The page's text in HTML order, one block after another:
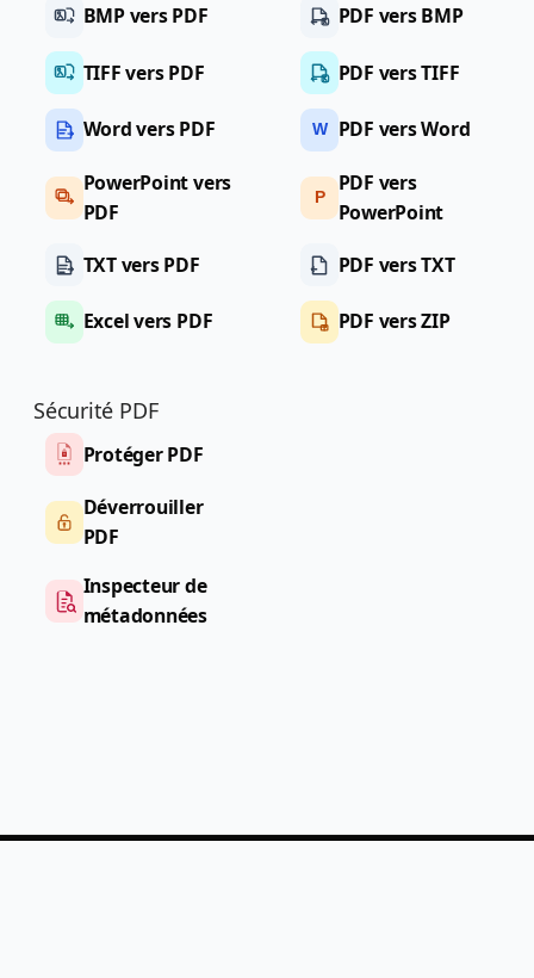
BMP vers PDF
TIFF vers PDF
Word vers PDF
PowerPoint vers
PDF
TXT vers PDF
Excel vers PDF
PDF vers BMP
PDF vers TIFF
W PDF vers Word
P
PDF vers
PowerPoint
PDF vers TXT
PDF vers ZIP
Sécurité PDF
Protéger PDF
Déverrouiller
PDF
Inspecteur de
métadonnées